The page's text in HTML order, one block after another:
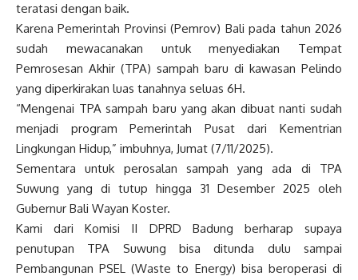
teratasi dengan baik.
Karena Pemerintah Provinsi (Pemrov) Bali pada tahun 2026
sudah mewacanakan untuk menyediakan Tempat
Pemrosesan Akhir (TPA) sampah baru di kawasan Pelindo
yang diperkirakan luas tanahnya seluas 6H.
“Mengenai TPA sampah baru yang akan dibuat nanti sudah
menjadi program Pemerintah Pusat dari Kementrian
Lingkungan Hidup,” imbuhnya, Jumat (7/11/2025).
Sementara untuk perosalan sampah yang ada di TPA
Suwung yang di tutup hingga 31 Desember 2025 oleh
Gubernur Bali Wayan Koster.
Kami dari Komisi II DPRD Badung berharap supaya
penutupan TPA Suwung bisa ditunda dulu sampai
Pembangunan PSEL (Waste to Energy) bisa beroperasi di